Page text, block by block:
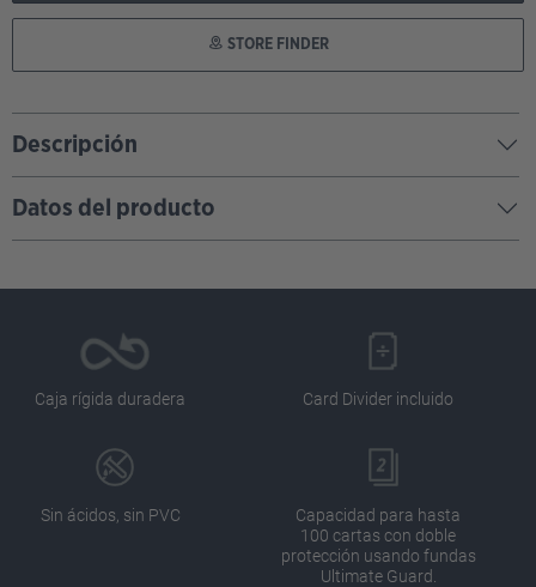
STORE FINDER
Descripción
Datos del producto
Caja rígida duradera Card Divider incluido
Sin ácidos, sin PVC
Capacidad para hasta
100 cartas con doble
protección usando fundas
Ultimate Guard.